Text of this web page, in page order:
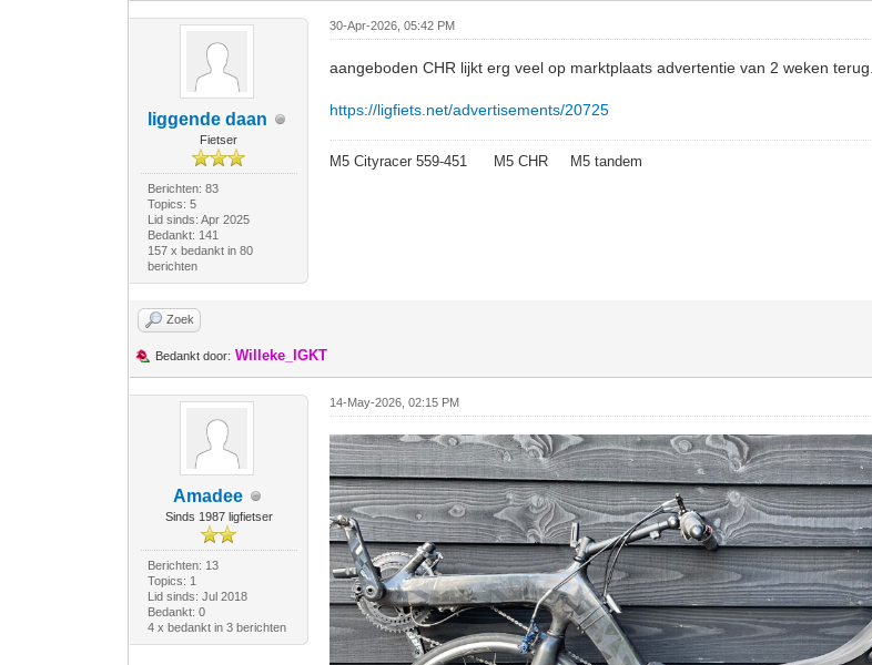
liggende daan
Fietser
Berichten: 83
Topics: 5
Lid sinds: Apr 2025
Bedankt: 141
157 x bedankt in 80
berichten
30-Apr-2026, 05:42 PM
aangeboden CHR lijkt erg veel op marktplaats advertentie van 2 weken terug..
https://ligfiets.net/advertisements/20725
M5 Cityracer 559-451 M5 CHR M5 tandem
Zoek
Bedankt door: Willeke_IGKT
Amadee
Sinds 1987 ligfietser
Berichten: 13
Topics: 1
Lid sinds: Jul 2018
Bedankt: 0
4 x bedankt in 3 berichten
14-May-2026, 02:15 PM